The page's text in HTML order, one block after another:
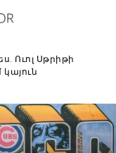
Ուոլ Սթրիթի